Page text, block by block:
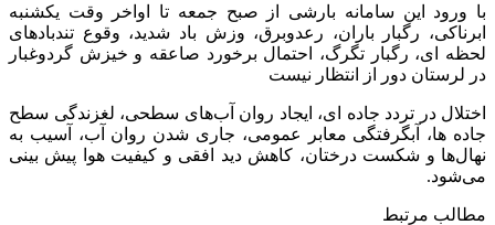
با ورود این سامانه بارشی از صبح جمعه تا اواخر وقت یکشنبه
ابرناکی، رگبار باران، رعدوبرق، وزش باد شدید، وقوع تندباد‌های
لحظه ای، رگبار تگرگ، احتمال برخورد صاعقه و خیزش گردوغبار
در لرستان دور از انتظار نیست
اختلال در تردد جاده ای، ایجاد روان آب‌های سطحی، لغزندگی سطح
جاده ها، آبگرفتگی معابر عمومی، جاری شدن روان آب، آسیب به
نهال‌ها و شکست درختان، کاهش دید افقی و کیفیت هوا پیش بینی
می‌شود.
مطالب مرتبط